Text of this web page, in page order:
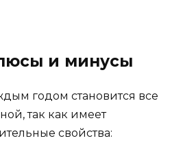
и минусы
годом становится все
так как имеет
свойства: